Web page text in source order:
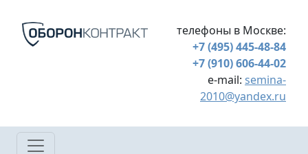
телефоны в Москве:
+7 (495) 445-48-84
+7 (910) 606-44-02
e-mail: semina-
2010@yandex.ru